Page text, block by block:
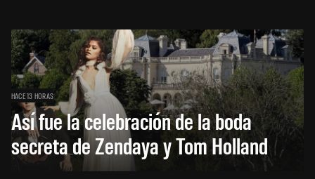
HACE 13 HORAS
Así fue la celebración de la boda
secreta de Zendaya y Tom Holland